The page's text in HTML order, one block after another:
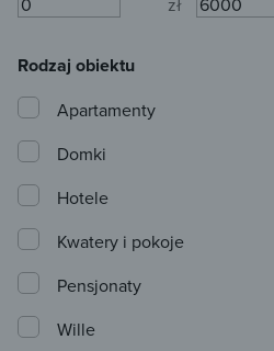
Rodzaj obiektu
Apartamenty
Domki
Hotele
Kwatery i pokoje
Pensjonaty
Wille